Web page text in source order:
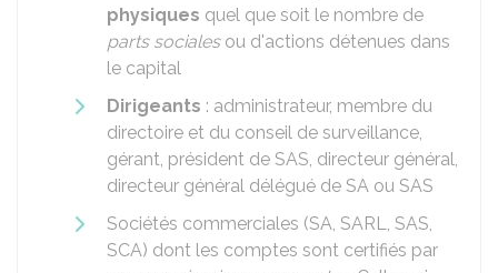
physiques quel que soit le nombre de
parts socialesou d'actions détenues dans
le capital
Dirigeants : administrateur, membre du
directoire et du conseil de surveillance,
gérant, président de SAS, directeur général,
directeur général délégué de SA ou SAS
Sociétés commerciales (SA, SARL, SAS,
SCA) dont les comptes sont certifiés par